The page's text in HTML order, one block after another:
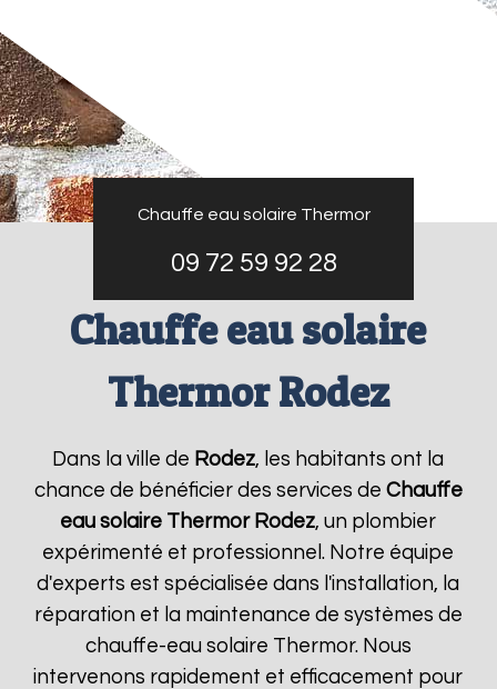
Chauffe eau solaire Thermor
09 72 59 92 28
Chauffe eau solaire
Thermor Rodez
Dans la ville de Rodez, les habitants ont la
chance de bénéficier des services de Chauffe
eau solaire Thermor Rodez, un plombier
expérimenté et professionnel. Notre équipe
d'experts est spécialisée dans l'installation, la
réparation et la maintenance de systèmes de
chauffe-eau solaire Thermor. Nous
intervenons rapidement et efficacement pour